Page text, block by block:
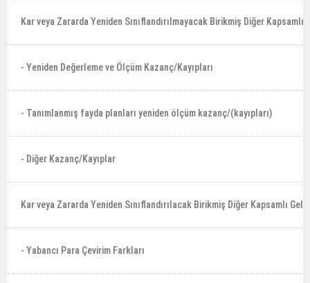
Kar veya Zararda Yeniden Sınıflandırılmayacak Birikmiş Diğer
- Yeniden Değerleme ve Ölçüm Kazanç/Kayıpları
- Tanımlanmış fayda planları yeniden ölçüm kazanç/(kayıpları)
- Diğer Kazanç/Kayıplar
Kar veya Zararda Yeniden Sınıflandırılacak Birikmiş Diğer Kapsamlı
- Yabancı Para Çevirim Farkları